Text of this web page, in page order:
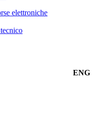
elettroniche
ENG